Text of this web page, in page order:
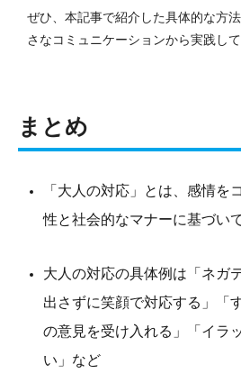
ぜひ、本記事で紹介した具体的な方
さなコミュニケーションから実践して
まとめ
「大人の対応」とは、感情を
性と社会的なマナーに基づい
大人の対応の具体例は「ネガ
出さずに笑顔で対応する」「
の意見を受け入れる」「イラ
い」など